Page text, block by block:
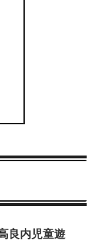
良内児童遊